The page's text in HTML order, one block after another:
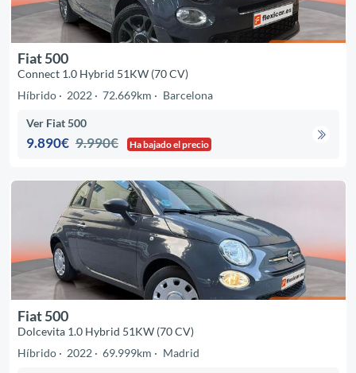
Fiat 500
Connect 1.0 Hybrid 51KW (70 CV)
Híbrido
2022 72.669km Barcelona
Ver Fiat 500
9.890€ 9.990€ Ha bajado el precio
Fiat 500
Dolcevita 1.0 Hybrid 51KW (70 CV)
Híbrido
2022 69.999km Madrid